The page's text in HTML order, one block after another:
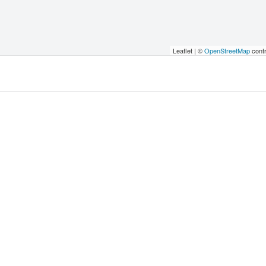
Leaflet | ©OpenStreetMap